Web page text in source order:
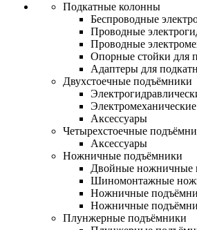
Подкатные колонны
Беспроводные
Проводные
Проводные
Опорные стойки для
Адаптеры для
Двухстоечные подъёмники
Аксессуары
Четырехстоечные
Аксессуары
Ножничные подъёмники
Двойные ножничные
Шиномонтажные
Ножничные
Ножничные
Плунжерные подъёмники